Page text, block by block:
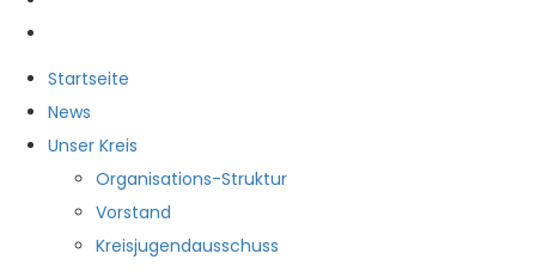
Startseite
News
Unser Kreis
Organisations-Struktur
Vorstand
Kreisjugendausschuss